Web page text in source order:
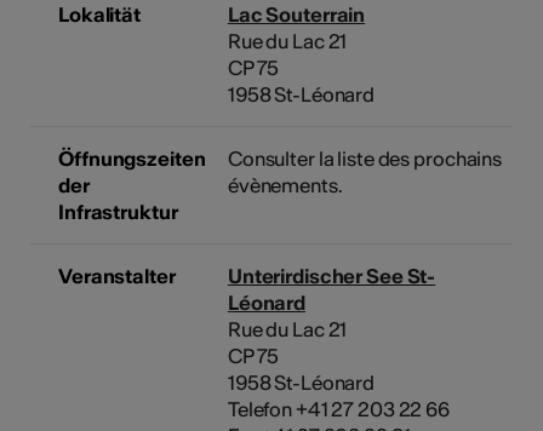
Lokalität
Lac Souterrain
Rue du Lac 21
CP 75
1958 St-Léonard
Öffnungszeiten
der
Infrastruktur
Consulter la liste des prochains
évènements.
Veranstalter
Unterirdischer See St-
Léonard
Rue du Lac 21
CP 75
1958 St-Léonard
Telefon +41 27 203 22 66